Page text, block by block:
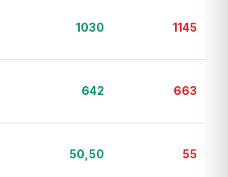
1030 1145
642 663
50,50 55